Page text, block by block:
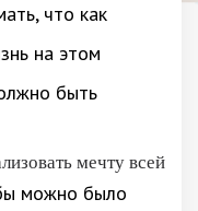
что как
на этом
быть
мечту всей
можно было